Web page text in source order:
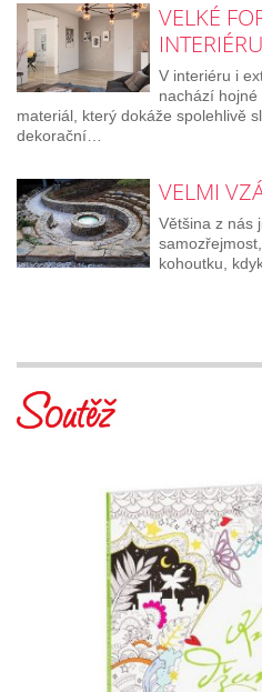
VELKÉ
V interiéru i
nachází
materiál, který dokáže spolehlivě
dekorační…
VELMI
Většina z nás
kohoutku,